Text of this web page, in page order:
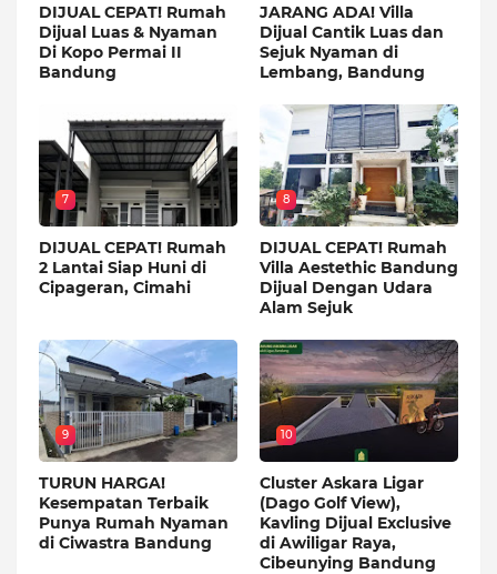
DIJUAL CEPAT! Rumah
Dijual Luas & Nyaman
Di Kopo Permai II
Bandung
JARANG ADA! Villa
Dijual Cantik Luas dan
Sejuk Nyaman di
Lembang, Bandung
7
DIJUAL CEPAT! Rumah
2 Lantai Siap Huni di
Cipageran, Cimahi
8
DIJUAL CEPAT! Rumah
Villa Aestethic Bandung
Dijual Dengan Udara
Alam Sejuk
9
TURUN HARGA!
Kesempatan Terbaik
Punya Rumah Nyaman
di Ciwastra Bandung
10
Cluster Askara Ligar
(Dago Golf View),
Kavling Dijual Exclusive
di Awiligar Raya,
Cibeunying Bandung